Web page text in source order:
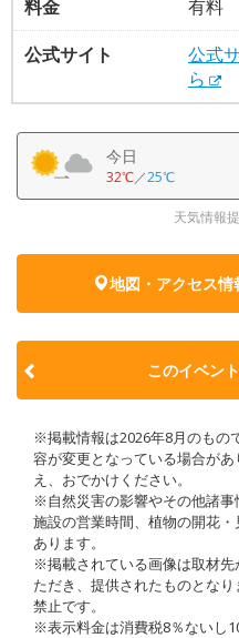
料金
有料
公式サイト
公式
ら
今日
32℃／25℃
天気情報
地図・アクセス
このイベン
※掲載情報は2026年8月のもの
容が変更となっている場合が
え、おでかけください。
※自然災害の影響やその他諸事
施設の営業時間、植物の開花
あります。
※掲載されている画像は取材
ただき、提供されたものとな
禁止です。
※表示料金は消費税8％ないし